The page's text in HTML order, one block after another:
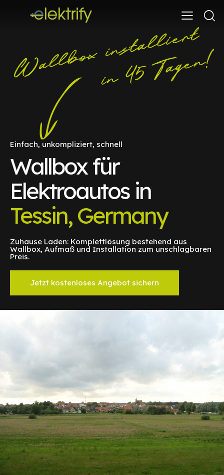
Einfach, unkompliziert, schnell
Wallbox für
Elektroautos in
Tessin, Germany
Zuhause Laden: Komplettlösung bestehend aus
Wallbox, Aufmaß und Installation zum unschlagbaren
Preis.
Jetzt kostenloses Angebot sichern